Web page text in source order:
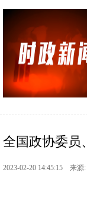
全国政协委
2023-02-20 14:45:15 来源